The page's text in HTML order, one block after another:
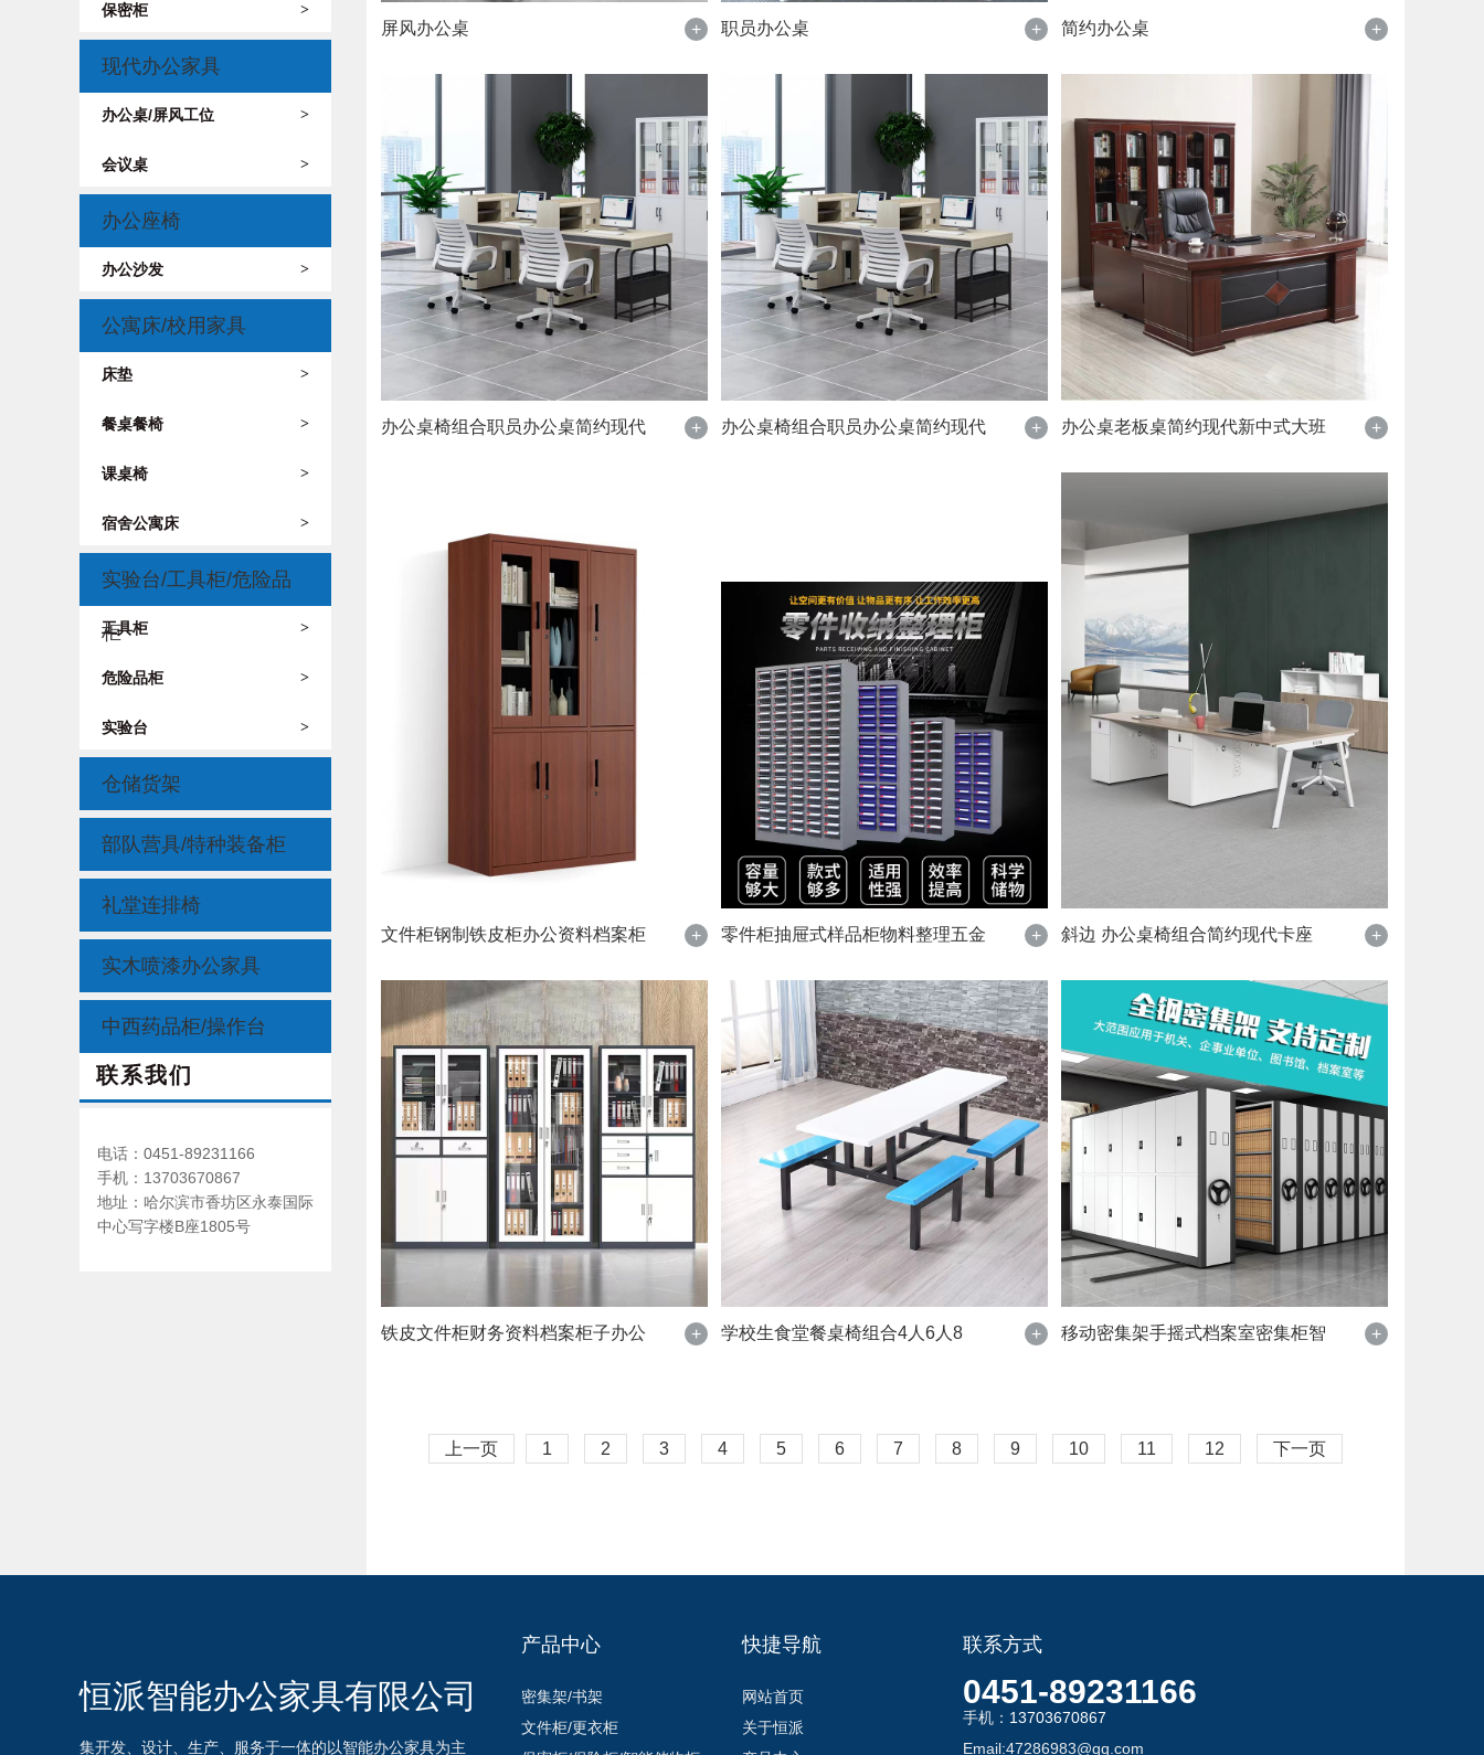
保密柜 >
现代办公家具
办公桌/屏风工位 >
会议桌 >
办公座椅
办公沙发 >
公寓床/校用家具
床垫 >
餐桌餐椅 >
课桌椅 >
宿舍公寓床 >
实验台/工具柜/危险品
柜
工具柜 >
危险品柜 >
实验台 >
仓储货架
部队营具/特种装备柜
礼堂连排椅
实木喷漆办公家具
中西药品柜/操作台
联系我们
电话：0451-89231166
手机： 13703670867
地址：哈尔滨市香坊区永泰国际
中心写字楼B座1805号
屏风办公桌 + 职员办公桌 + 简约办公桌 +
办公桌椅组合职员办公桌简约现代 + 办公桌椅组合职员办公桌简约现代 + 办公桌老板桌简约现代新中式大班 +
文件柜钢制铁皮柜办公资料档案柜 + 零件柜抽屉式样品柜物料整理五金 + 斜边 办公桌椅组合简约现代卡座 +
铁皮文件柜财务资料档案柜子办公 + 学校生食堂餐桌椅组合4人6人8 + 移动密集架手摇式档案室密集柜智 +
上一页 1 2 3 4 5 6 7 8 9 10 11 12 下一页
恒派智能办公家具有限公司
集开发、设计、生产、服务于一体的以智能办公家具为主
产品中心
密集架/书架
文件柜/更衣柜
快捷导航
网站首页
关于恒派
联系方式
0451-89231166
手机： 13703670867
Email:47286983@qq.com